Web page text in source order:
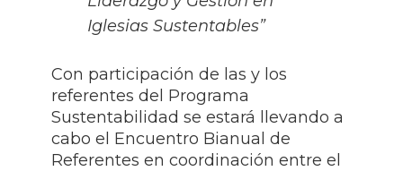
Iglesias Sustentables”
Con participación de las y los
referentes del Programa
Sustentabilidad se estará llevando a
cabo el Encuentro Bianual de
Referentes en coordinación entre el